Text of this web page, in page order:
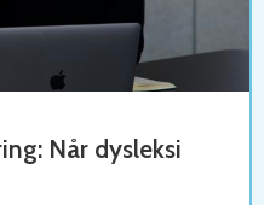
Når dysleksi